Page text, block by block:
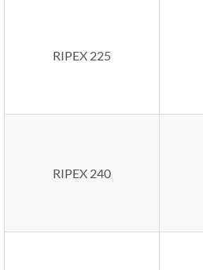
RIPEX 225
RIPEX 240